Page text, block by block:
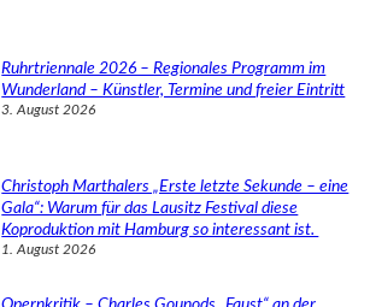
Ruhrtriennale 2026 – Regionales Programm im
Wunderland – Künstler, Termine und freier Eintritt
3. August 2026
Christoph Marthalers „Erste letzte Sekunde – eine
Gala“: Warum für das Lausitz Festival diese
Koproduktion mit Hamburg so interessant ist.
1. August 2026